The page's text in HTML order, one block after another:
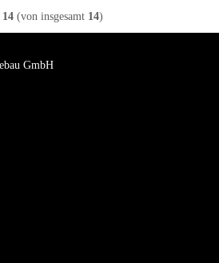
14(von insgesamt 14)